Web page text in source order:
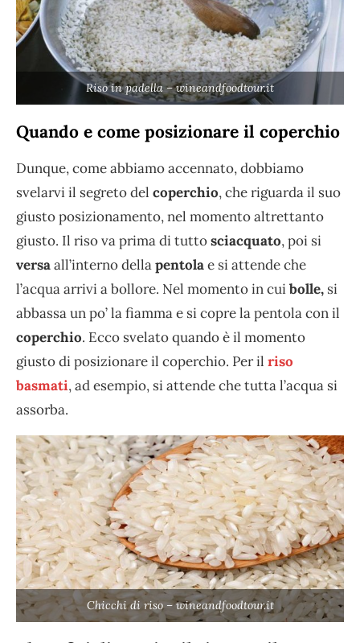
Riso in padella – wineandfoodtour.it
Quando e come posizionare il coperchio
Dunque, come abbiamo accennato, dobbiamo
svelarvi il segreto del coperchio, che riguarda il suo
giusto posizionamento, nel momento altrettanto
giusto. Il riso va prima di tuttosciacquato, poi si
versaall’interno dellapentolae si attende che
l’acqua arrivi a bollore. Nel momento in cuibolle, si
abbassa un po’ la fiamma e si copre la pentola con il
coperchio. Ecco svelato quando è il momento
giusto di posizionare il coperchio. Per il riso
basmati, ad esempio, si attende che tutta l’acqua si
assorba.
Chicchi di riso – wineandfoodtour.it